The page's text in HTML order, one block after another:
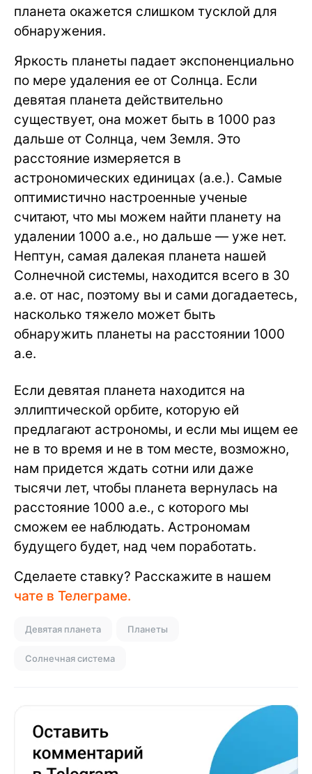
планета окажется слишком тусклой для
обнаружения.
Яркость планеты падает экспоненциально
по мере удаления ее от Солнца. Если
девятая планета действительно
существует, она может быть в 1000 раз
дальше от Солнца, чем Земля. Это
расстояние измеряется в
астрономических единицах (а.е.). Самые
оптимистично настроенные ученые
считают, что мы можем найти планету на
удалении 1000 а.е., но дальше — уже нет.
Нептун, самая далекая планета нашей
Солнечной системы, находится всего в 30
а.е. от нас, поэтому вы и сами догадаетесь,
насколько тяжело может быть
обнаружить планеты на расстоянии 1000
а.е.
Если девятая планета находится на
эллиптической орбите, которую ей
предлагают астрономы, и если мы ищем ее
не в то время и не в том месте, возможно,
нам придется ждать сотни или даже
тысячи лет, чтобы планета вернулась на
расстояние 1000 а.е., с которого мы
сможем ее наблюдать. Астрономам
будущего будет, над чем поработать.
Сделаете ставку? Расскажите в нашем
чате в Телеграме.
Девятая планета Планеты
Солнечная система